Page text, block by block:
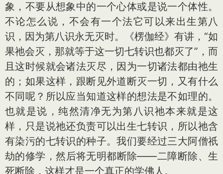
象，不要从想象中的一个心体或是说一个体性。
不论怎么说，不会有一个法它可以来出生第八
识，因为第八识永无灭时。《楞伽经》有讲，“如
果祂会灭，那就等于这一切七转识也都灭了”，而
且这时候就会诸法灭尽，因为一切诸法都由祂生
的；如果这样，跟断见外道断灭一切，又有什么
不同呢？所以应当知道这样的想法是不如理的。
也就是说，纯然清净无为第八识祂本来就是这
样，只是说祂还负责可以出生七转识，所以祂含
有染污的七转识的种子。我们要经过三大阿僧祇
劫的修学，然后将无明都断除——二障断除、生
死断除，这样才是一个真正的学佛人。